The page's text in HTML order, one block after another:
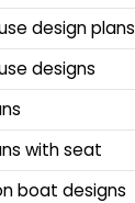
design plans
designs
with seat
boat designs